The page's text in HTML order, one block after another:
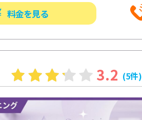
料金を見る
3.2 (5件)